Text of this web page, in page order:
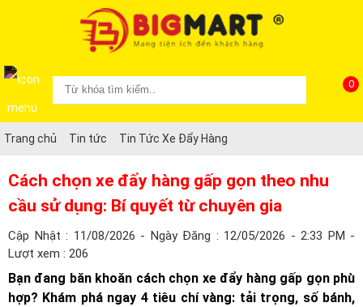
0
Trang chủ Tin tức Tin Tức Xe Đẩy Hàng
Cách chọn xe đẩy hàng gấp gọn theo nhu
cầu sử dụng: Bí quyết từ chuyên gia
Cập Nhật : 11/08/2026 - Ngày Đăng : 12/05/2026 - 2:33 PM -
Lượt xem : 206
Bạn đang băn khoăn cách chọn xe đẩy hàng gấp gọn phù
hợp? Khám phá ngay 4 tiêu chí vàng: tải trọng, số bánh,